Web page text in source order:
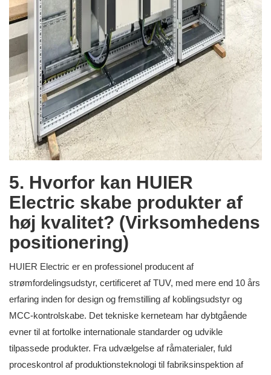
5. Hvorfor kan HUIER
Electric skabe produkter af
høj kvalitet? (Virksomhedens
positionering)
HUIER Electric er en professionel producent af
strømfordelingsudstyr, certificeret af TUV, med mere end 10 års
erfaring inden for design og fremstilling af koblingsudstyr og
MCC-kontrolskabe. Det tekniske kerneteam har dybtgående
evner til at fortolke internationale standarder og udvikle
tilpassede produkter. Fra udvælgelse af råmaterialer, fuld
proceskontrol af produktionsteknologi til fabriksinspektion af